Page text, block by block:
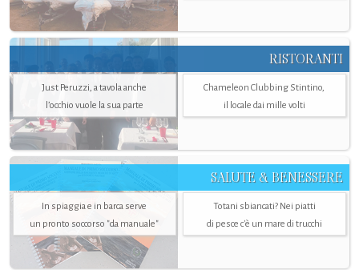
RISTORANTI
Just Peruzzi, a tavola anche
l’occhio vuole la sua parte
Chameleon Clubbing Stintino,
il locale dai mille volti
SALUTE & BENESSERE
In spiaggia e in barca serve
un pronto soccorso "da manuale"
Totani sbiancati? Nei piatti
di pesce c'è un mare di trucchi